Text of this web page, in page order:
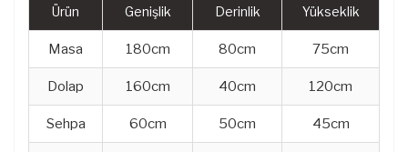
Ürün Genişlik Derinlik Yükseklik
Masa 180cm 80cm 75cm
Dolap 160cm 40cm 120cm
Sehpa 60cm 50cm 45cm